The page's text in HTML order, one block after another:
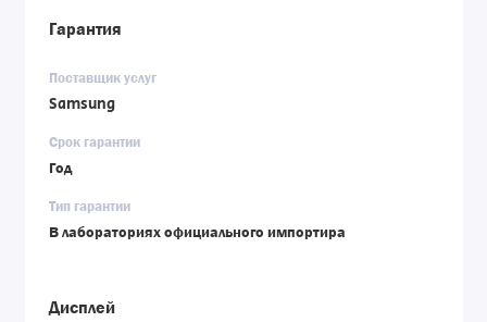
Гарантия
Поставщик услуг
Samsung
Срок гарантии
Год
Тип гарантии
В лабораториях официального импортира
Дисплей